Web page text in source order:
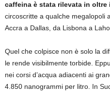
caffeina è stata rilevata in oltre
circoscritte a qualche megalopoli
Accra a Dallas, da Lisbona a
Quel che colpisce non è solo la
le rende visibilmente torbide.
nei corsi d’acqua adiacenti ai
4.850 nanogrammi per litro. In